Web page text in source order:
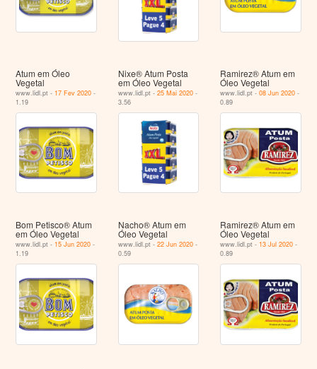
Atum em Óleo
Vegetal
www.lidl.pt - 17 Fev 2020 -
1.19
Nixe® Atum Posta
em Óleo Vegetal
www.lidl.pt - 25 Mai 2020-
3.56
Ramirez® Atum em
Óleo Vegetal
www.lidl.pt -08 Jun 2020 -
0.89
Bom Petisco® Atum
em Óleo Vegetal
www.lidl.pt - 15 Jun 2020 -
1.19
Nacho® Atum em
Óleo Vegetal
www.lidl.pt - 22 Jun 2020-
0.59
Ramirez® Atum em
Óleo Vegetal
www.lidl.pt - 13 Jul 2020 -
0.89